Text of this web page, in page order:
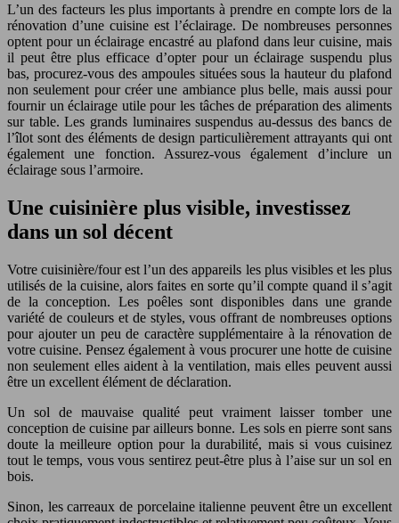
L’un des facteurs les plus importants à prendre en compte lors de la
rénovation d’une cuisine est l’éclairage. De nombreuses personnes
optent pour un éclairage encastré au plafond dans leur cuisine, mais
il peut être plus efficace d’opter pour un éclairage suspendu plus
bas, procurez-vous des ampoules situées sous la hauteur du plafond
non seulement pour créer une ambiance plus belle, mais aussi pour
fournir un éclairage utile pour les tâches de préparation des aliments
sur table. Les grands luminaires suspendus au-dessus des bancs de
l’îlot sont des éléments de design particulièrement attrayants qui ont
également une fonction. Assurez-vous également d’inclure un
éclairage sous l’armoire.
Une cuisinière plus visible, investissez
dans un sol décent
Votre cuisinière/four est l’un des appareils les plus visibles et les plus
utilisés de la cuisine, alors faites en sorte qu’il compte quand il s’agit
de la conception. Les poêles sont disponibles dans une grande
variété de couleurs et de styles, vous offrant de nombreuses options
pour ajouter un peu de caractère supplémentaire à la rénovation de
votre cuisine. Pensez également à vous procurer une hotte de cuisine
non seulement elles aident à la ventilation, mais elles peuvent aussi
être un excellent élément de déclaration.
Un sol de mauvaise qualité peut vraiment laisser tomber une
conception de cuisine par ailleurs bonne. Les sols en pierre sont sans
doute la meilleure option pour la durabilité, mais si vous cuisinez
tout le temps, vous vous sentirez peut-être plus à l’aise sur un sol en
bois.
Sinon, les carreaux de porcelaine italienne peuvent être un excellent